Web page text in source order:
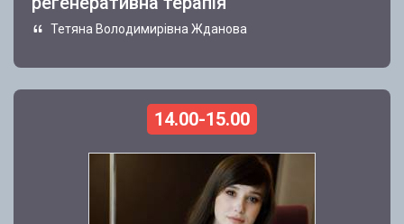
Тетяна Володимирівна Жданова
14.00-15.00